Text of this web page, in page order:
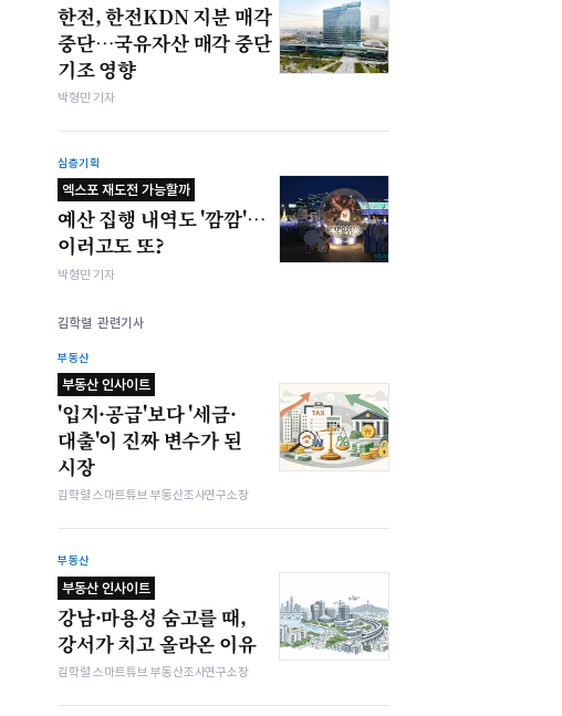
한전, 한전KDN 지분 매각
중단…국유자산 매각 중단
기조 영향
박형민 기자
심층기획
엑스포 재도전 가능할까
예산 집행 내역도 '깜깜'…
이러고도 또?
박형민 기자
김학렬 관련기사
부동산
부동산 인사이트
'입지·공급'보다 '세금·
대출'이 진짜 변수가 된
시장
김학렬 스마트튜브 부동산조사연구소장
부동산
부동산 인사이트
강남·마용성 숨고를 때,
강서가 치고 올라온 이유
김학렬 스마트튜브 부동산조사연구소장